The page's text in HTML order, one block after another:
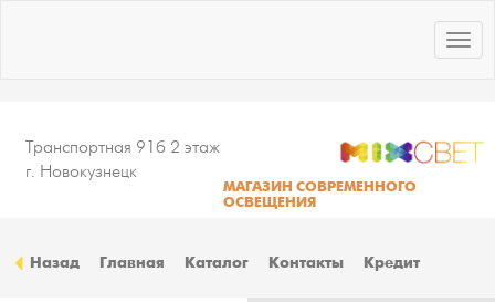
Транспортная 91б 2 этаж
г. Новокузнецк
МАГАЗИН СОВРЕМЕННОГО
ОСВЕЩЕНИЯ
Назад Главная Каталог Контакты Кредит